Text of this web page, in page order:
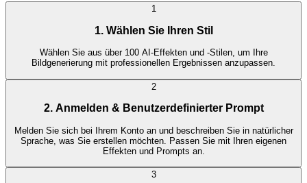
1
1. Wählen Sie Ihren Stil
Wählen Sie aus über 100 AI-Effekten und -Stilen, um Ihre
Bildgenerierung mit professionellen Ergebnissen anzupassen.
2
2. Anmelden & Benutzerdefinierter Prompt
Melden Sie sich bei Ihrem Konto an und beschreiben Sie in natürlicher
Sprache, was Sie erstellen möchten. Passen Sie mit Ihren eigenen
Effekten und Prompts an.
3